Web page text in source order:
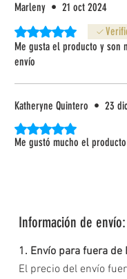
Marleny • 21 oct 2024
Obtuvo 5 de 5
Me gusta el producto y son
envío
Katheryne Quintero • 23
Obtuvo 5 de 5 estrellas.
Me gustó mucho el
Información de envío:
1. Envío para fuera de
El precio del envío